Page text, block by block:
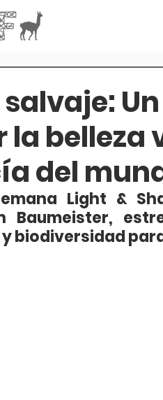
la belleza
del
Light &
Baumeister,
biodiversidad